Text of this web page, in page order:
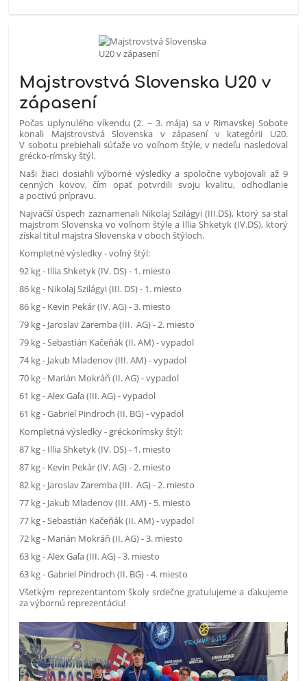
Majstrovstvá Slovenska U20 v
zápasení
Počas uplynulého víkendu (2. – 3. mája) sa v Rimavskej Sobote
konali Majstrovstvá Slovenska v zápasení v kategórii U20.
V sobotu prebiehali súťaže vo voľnom štýle, v nedeľu nasledoval
grécko-rímsky štýl.
Naši žiaci dosiahli výborné výsledky a spoločne vybojovali až 9
cenných kovov, čím opäť potvrdili svoju kvalitu, odhodlanie
a poctivú prípravu.
Najväčší úspech zaznamenali Nikolaj Szilágyi (III.DS), ktorý sa stal
majstrom Slovenska vo voľnom štýle a Illia Shketyk (IV.DS), ktorý
získal titul majstra Slovenska v oboch štýloch.
Kompletné výsledky - voľný štýl:
92 kg - Illia Shketyk (IV. DS) - 1. miesto
86 kg - Nikolaj Szilágyi (III. DS) - 1. miesto
86 kg - Kevin Pekár (IV. AG) - 3. miesto
79 kg - Jaroslav Zaremba (III. AG) - 2. miesto
79 kg - Sebastián Kačeňák (II. AM) - vypadol
74 kg - Jakub Mladenov (III. AM) - vypadol
70 kg - Marián Mokráň (II. AG) - vypadol
61 kg - Alex Gaľa (III. AG) - vypadol
61 kg - Gabriel Pindroch (II. BG) - vypadol
Kompletná výsledky - gréckorímsky štýl:
87 kg - Illia Shketyk (IV. DS) - 1. miesto
87 kg - Kevin Pekár (IV. AG) - 2. miesto
82 kg - Jaroslav Zaremba (III. AG) - 2. miesto
77 kg - Jakub Mladenov (III. AM) - 5. miesto
77 kg - Sebastián Kačeňák (II. AM) - vypadol
72 kg - Marián Mokráň (II. AG) - 3. miesto
63 kg - Alex Gaľa (III. AG) - 3. miesto
63 kg - Gabriel Pindroch (II. BG) - 4. miesto
Všetkým reprezentantom školy srdečne gratulujeme a ďakujeme
za výbornú reprezentáciu!